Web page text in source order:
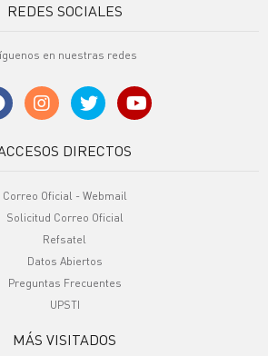
REDES SOCIALES
en nuestras redes
DIRECTOS
Correo Oficial - Webmail
Solicitud Correo Oficial
Refsatel
Datos Abiertos
Preguntas Frecuentes
UPSTI
MÁS VISITADOS